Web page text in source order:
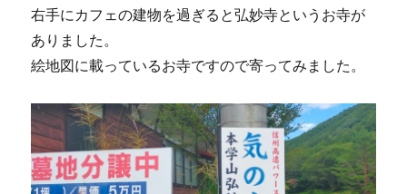
右手にカフェの建物を過ぎると弘妙寺というお寺が
ありました。
絵地図に載っているお寺ですので寄ってみました。